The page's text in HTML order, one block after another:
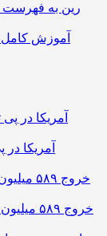
رین به فهرست
آموزش کامل
خروج